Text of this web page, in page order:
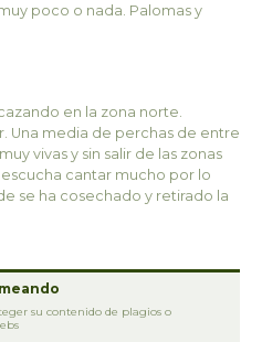
poco o nada. Palomas y
en la zona norte.
Una media de perchas de entre
vivas y sin salir de las zonas
cantar mucho por lo
se ha cosechado y retirado la
su contenido de plagios o